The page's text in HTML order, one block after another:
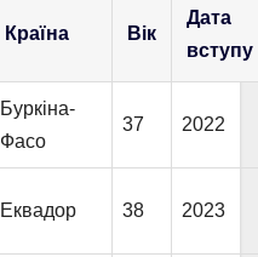
Країна Вік
Дата
вступу
Буркіна-
Фасо
37 2022
Еквадор 38 2023